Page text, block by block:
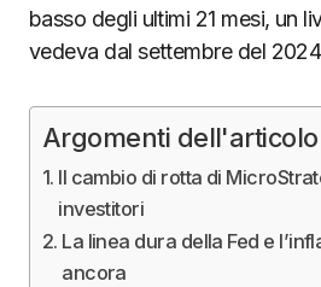
basso degli ultimi 21 mesi, un
vedeva dal settembre del
Argomenti dell'articolo
Il cambio di rotta di
investitori
La linea dura della Fed e
ancora